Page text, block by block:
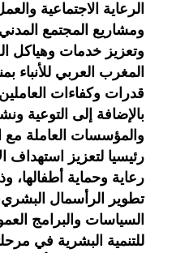
الرعاية الاجتماعية
ومشاريع المجتمع
وتعزيز خدمات وهياكل
المغرب العربي للأنباء
قدرات وكفاءات
بالإضافة إلى التوعية
والمؤسسات العاملة مع
رئيسيا لتعزيز
رعاية وحماية أطفالها،
تطوير الرأسمال
السياسات والبرامج